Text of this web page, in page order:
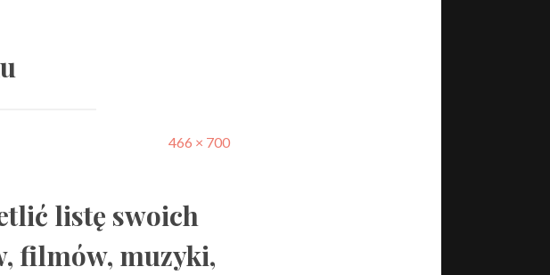
466 × 700
listę swoich
filmów, muzyki,